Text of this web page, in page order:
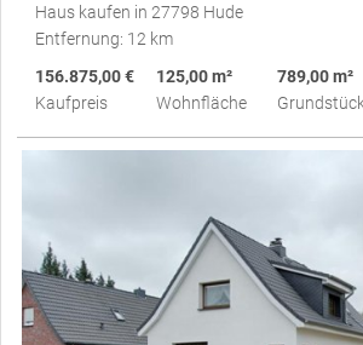
Haus kaufen in 27798 Hude
Entfernung: 12 km
156.875,00 €
Kaufpreis
125,00 m²
Wohnfläche
789,00 m²